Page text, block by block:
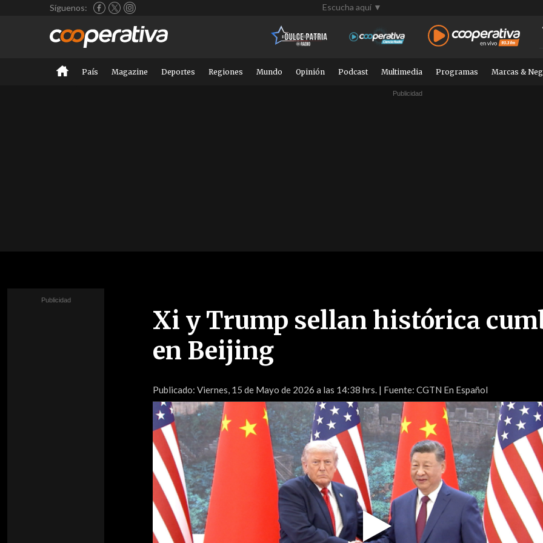
Síguenos: Escucha aquí ▼
País Magazine Deportes Regiones Mundo Opinión Podcast Multimedia Programas Marcas &
Xi y Trump sellan histórica
en Beijing
Publicado: Viernes, 15 de Mayo de 2026 a las 14:38 hrs. | Fuente: CGTN En Español
Video